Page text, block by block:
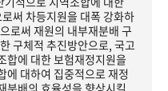
써 차등지원을 대폭 강화하
로써 재원의 내부재분배 구
구체적 추진방안으로, 국고
합에 대한 보험재정지원을
에 대하여 집중적으로 재정
분배의 효율성을 향상시킬